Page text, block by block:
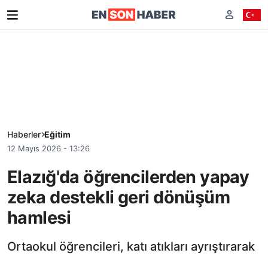
Haberler Eğitim
12 Mayıs 2026 - 13:26
Elazığ'da öğrencilerden yapay
zeka destekli geri dönüşüm
hamlesi
Ortaokul öğrencileri, katı atıkları ayrıştırarak